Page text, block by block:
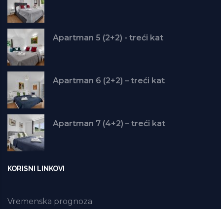
Apartman 5 (2+2) - treći kat
Apartman 6 (2+2) – treći kat
Apartman 7 (4+2) – treći kat
KORISNI LINKOVI
Vremenska prognoza